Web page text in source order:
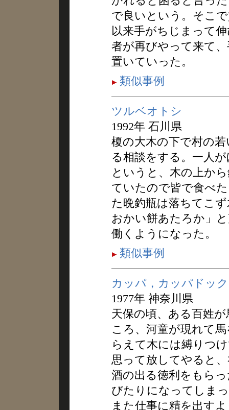
で良いという。そこ
以来手がちじまって
者が再びやって来て
置いていった。
類似事例
ツルベオトシ
1992年 石川県
榎の大木の下で村の
る相談をする。一人
というと、木の上か
ていたので皆で食べ
た晩釣瓶は落ちてこ
おかい餅あたろか」
働くようになった。
類似事例
カッパ，カッパドッ
1977年 神奈川県
天保の頃、ある百姓
ころ、河童が現れて
らえて木には縛りつ
思って放してやると
酒の出る徳利をもら
びたりになってしま
また仕事に精を出す